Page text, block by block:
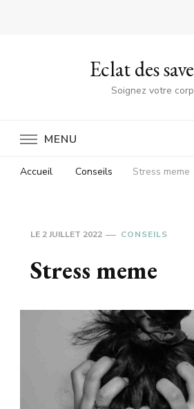
Eclat des
Soignez votre
MENU
Accueil Conseils Stress meme
LE 2 JUILLET 2022 CONSEILS
Stress meme